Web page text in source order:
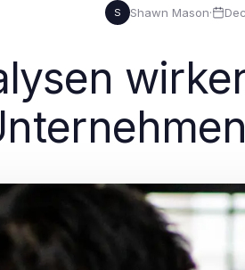
S Shawn Mason·